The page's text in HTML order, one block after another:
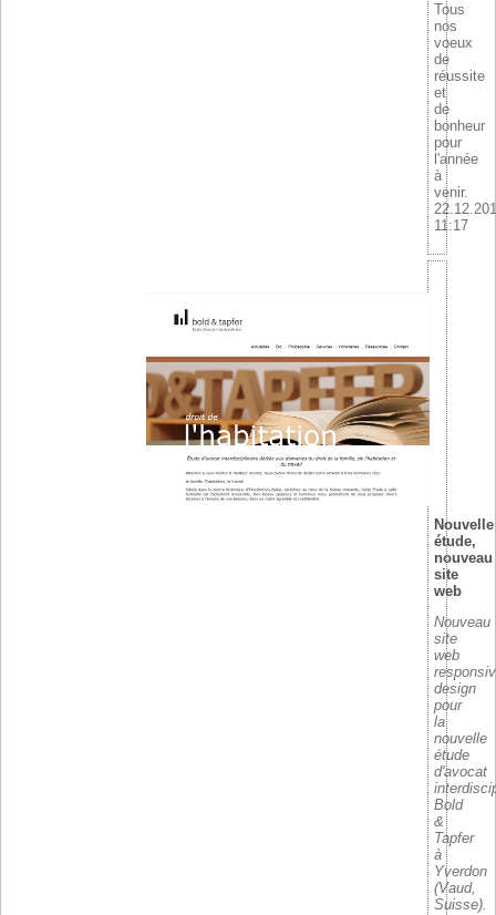
Tous
nos
voeux
de
réussite
et
de
bonheur
pour
l'année
à
venir.
11:17
Nouvelle
étude,
nouveau
site
web
Nouveau
site
web
design
pour
la
nouvelle
étude
d'avocat
Bold
&
Tapfer
à
Yverdon
(Vaud,
Suisse).